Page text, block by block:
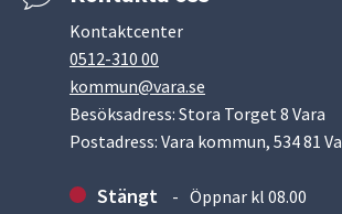
Kontaktcenter
0512-310 00
kommun@vara.se
Besöksadress: Stora Torget 8 Vara
Postadress: Vara kommun, 534 81
Stängt Öppnar kl 08.00